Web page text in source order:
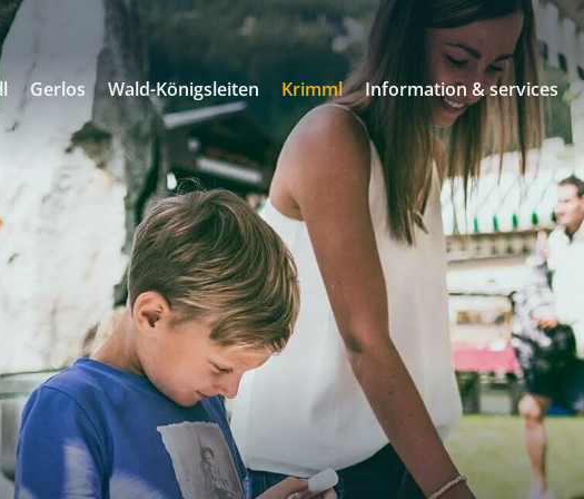
Gerlos Wald-Königsleiten Krimml Information & services